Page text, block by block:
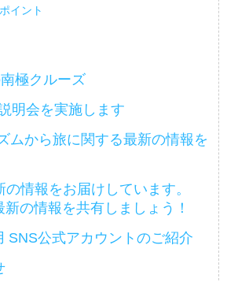
イント
極クルーズ
明会を実施します
ムから旅に関する最新の情報を
情報をお届けしています。
の情報を共有しましょう！
SNS公式アカウントのご紹介